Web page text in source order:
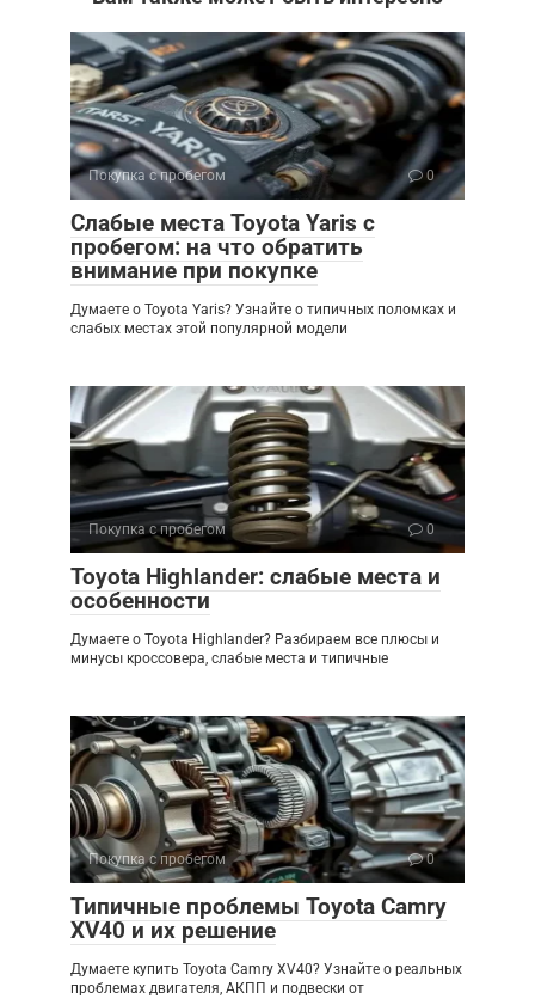
Покупка с пробегом 0
Слабые места Toyota Yaris с
пробегом: на что обратить
внимание при покупке
Думаете о Toyota Yaris? Узнайте о типичных поломках и
слабых местах этой популярной модели
Покупка с пробегом 0
Toyota Highlander: слабые места и
особенности
Думаете о Toyota Highlander? Разбираем все плюсы и
минусы кроссовера, слабые места и типичные
Покупка с пробегом 0
Типичные проблемы Toyota Camry
XV40 и их решение
Думаете купить Toyota Camry XV40? Узнайте о реальных
проблемах двигателя, АКПП и подвески от